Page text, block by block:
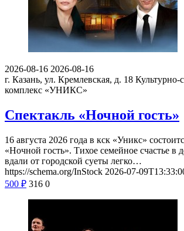
2026-08-16 2026-08-16
г. Казань, ул. Кремлевская, д. 18 Культурно-
комплекс «УНИКС»
Спектакль «Ночной гость»
16 августа 2026 года в кск «Уникс»
«Ночной гость». Тихое семейное счастье в
вдали от городской суеты легко…
https://schema.org/InStock 2026-07-
500 ₽ 316 0